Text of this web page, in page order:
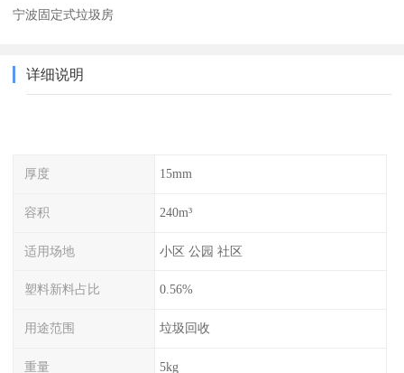
宁波固定式垃圾房
详细说明
厚度 15mm
容积 240m³
适用场地 小区 公园 社区
塑料新料占比 0.56%
用途范围 垃圾回收
重量 5kg